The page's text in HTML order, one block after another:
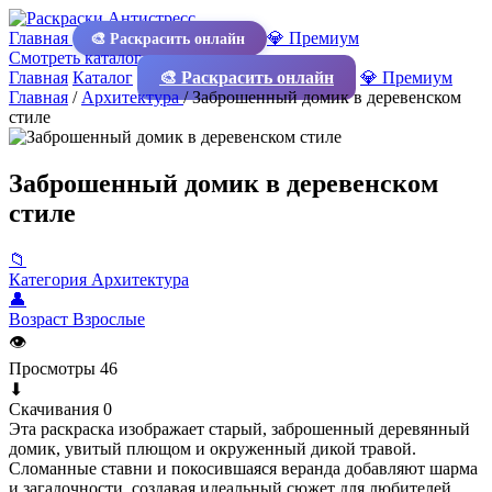
Главная 🎨 Раскрасить онлайн
💎 Премиум
Смотреть каталог
Главная Каталог 🎨 Раскрасить онлайн
💎 Премиум
Главная / Архитектура/Заброшенный домик в деревенском
стиле
Заброшенный домик в деревенском
стиле
📁
Категория Архитектура
👤
Возраст Взрослые
👁
Просмотры 46
⬇
Скачивания 0
Эта раскраска изображает старый, заброшенный деревянный
домик, увитый плющом и окруженный дикой травой.
Сломанные ставни и покосившаяся веранда добавляют шарма
и загадочности, создавая идеальный сюжет для любителей